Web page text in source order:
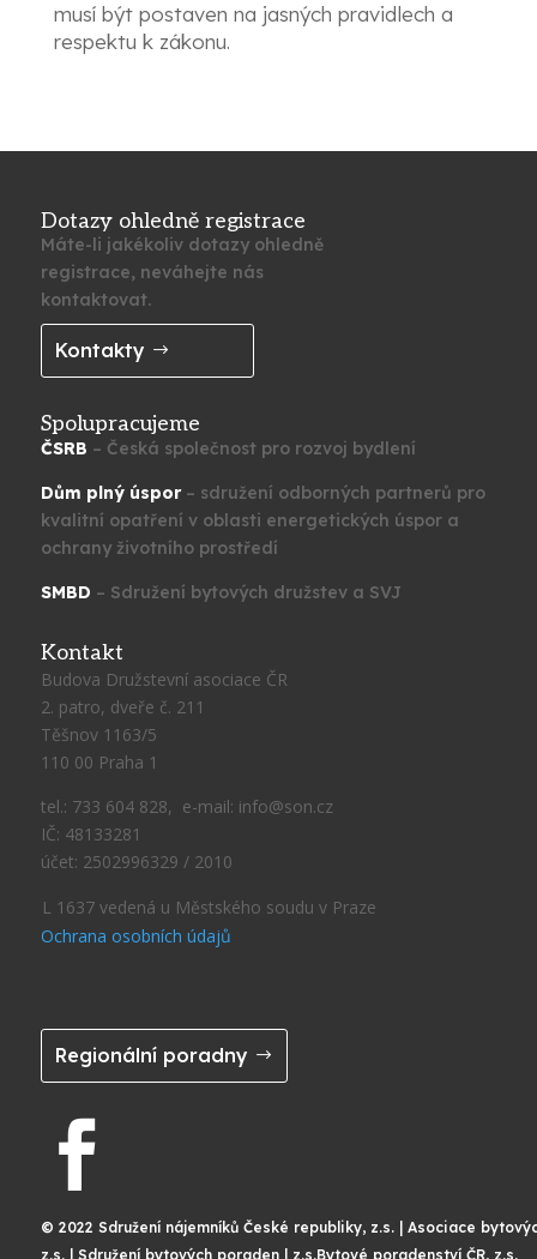
musí být postaven na jasných pravidlech a
respektu k zákonu.
Dotazy ohledně registrace
Máte-li jakékoliv dotazy ohledně
registrace, neváhejte nás
kontaktovat.
Kontakty
Spolupracujeme
ČSRB – Česká společnost pro rozvoj bydlení
Dům plný úspor– sdružení odborných partnerů pro
kvalitní opatření v oblasti energetických úspor a
ochrany životního prostředí
SMBD – Sdružení bytových družstev a SVJ
Kontakt
Budova Družstevní asociace ČR
2. patro, dveře č. 211
Těšnov 1163/5
110 00 Praha 1
tel.: 733 604 828, e-mail: info@son.cz
IČ: 48133281
účet: 2502996329 / 2010
L 1637 vedená u Městského soudu v Praze
Ochrana osobních údajů
Regionální poradny

© 2022 Sdružení nájemníků České republiky, z.s. | Asociace
z.s. | Sdružení bytových poraden | z.s.Bytové poradenství ČR, z.s.